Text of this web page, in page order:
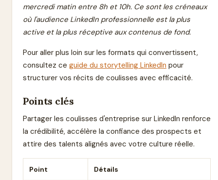
mercredi matin entre 8h et 10h. Ce sont les créneaux
où l'audience LinkedIn professionnelle est la plus
active et la plus réceptive aux contenus de fond.
Pour aller plus loin sur les formats qui convertissent,
consultez ce guide du storytelling LinkedIn pour
structurer vos récits de coulisses avec efficacité.
Points clés
Partager les coulisses d'entreprise sur LinkedIn renforce
la crédibilité, accélère la confiance des prospects et
attire des talents alignés avec votre culture réelle.
Point Détails